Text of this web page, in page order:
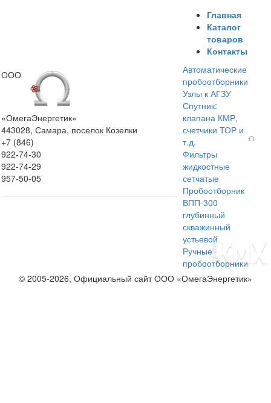
ООО
«ОмегаЭнергетик»
443028, Самара, поселок Козелки
+7 (846)
922-74-30
922-74-29
957-50-05
Главная
Каталог
товаров
Контакты
Автоматические
пробоотборники
Узлы к АГЗУ
Спутник:
клапана КМР,
счетчики ТОР и
т.д.
Фильтры
жидкостные
сетчатые
Пробоотборник
ВПП-300
глубинный
скважинный
устьевой
Ручные
пробоотборники
© 2005-2026, Официальный сайт ООО «ОмегаЭнергетик»